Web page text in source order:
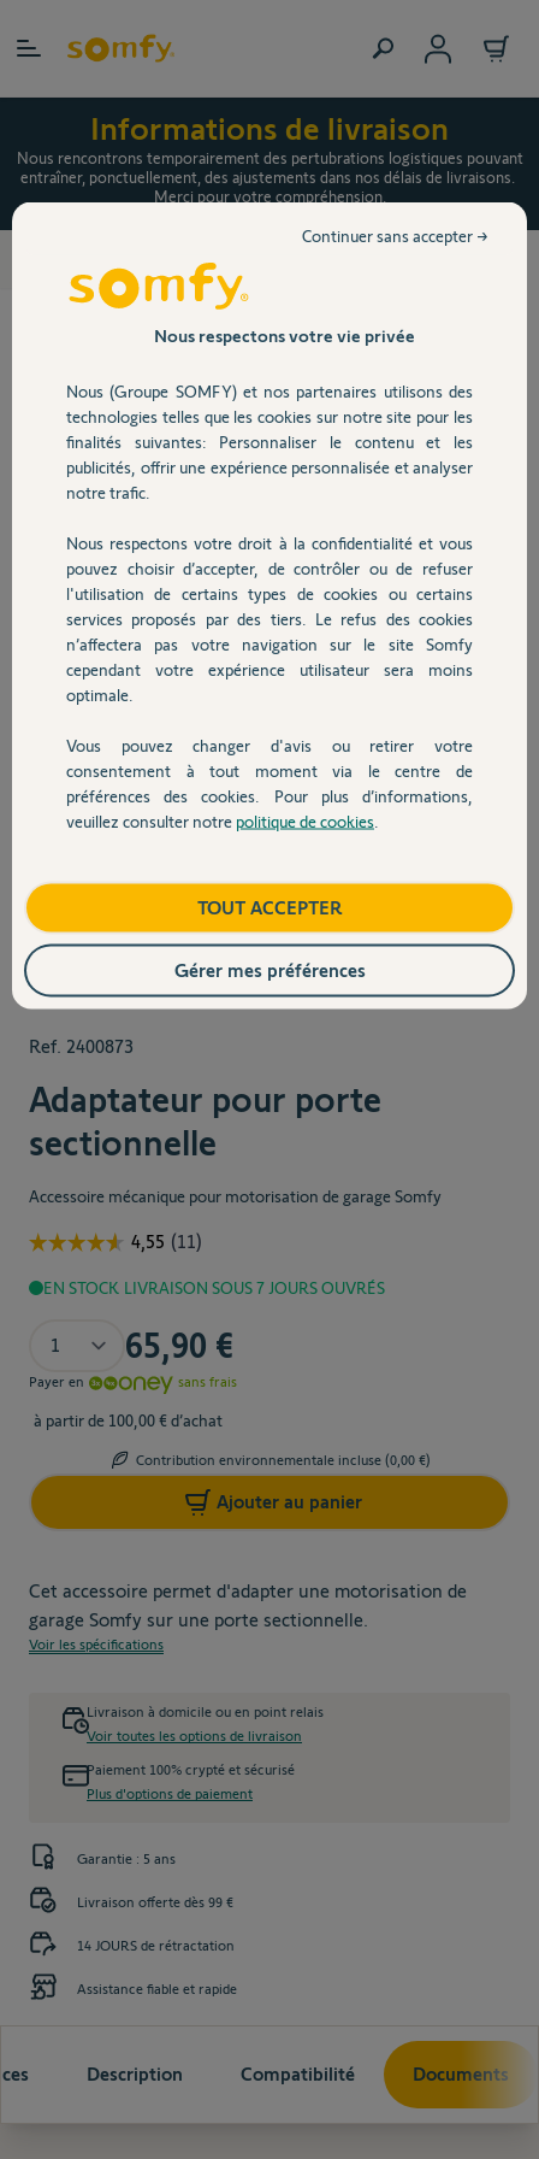
Informations de livraison
Nous rencontrons temporairement des pertubrations logistiques pouvant
entraîner, ponctuellement, des ajustements dans nos délais de livraisons.
Merci pour votre compréhension.
GDK 700 - GDK 1100
View larger imageView larger image
Ref. 2400873
Adaptateur pour porte
sectionnelle
Accessoire mécanique pour motorisation de garage Somfy
EN STOCK LIVRAISON SOUS 7 JOURS OUVRÉS
65,90 €
Payer en sans frais
à partir de 100,00 € d’achat
Contribution environnementale incluse (0,00 €)
Ajouter au panier
Cet accessoire permet d'adapter une motorisation de
garage Somfy sur une porte sectionnelle.
Voir les spécifications
Livraison à domicile ou en point relais
Voir toutes les options de livraison
Paiement 100% crypté et sécurisé
Plus d'options de paiement
Garantie : 5 ans
Livraison offerte dès 99 €
14 JOURS de rétractation
Assistance fiable et rapide
Description Compatibilité Documents
Nous respectons votre vie privée
Nous (Groupe SOMFY) et nos partenaires utilisons des
technologies telles que les cookies sur notre site pour les
finalités suivantes: Personnaliser le contenu et les
publicités, offrir une expérience personnalisée et analyser
notre trafic.
Nous respectons votre droit à la confidentialité et vous
pouvez choisir d’accepter, de contrôler ou de refuser
l'utilisation de certains types de cookies ou certains
services proposés par des tiers. Le refus des cookies
n’affectera pas votre navigation sur le site Somfy
cependant votre expérience utilisateur sera moins
optimale.
Vous pouvez changer d'avis ou retirer votre
consentement à tout moment via le centre de
préférences des cookies. Pour plus d’informations,
veuillez consulter notre politique de cookies
Continuer sans accepter →
TOUT ACCEPTER
Gérer mes préférences